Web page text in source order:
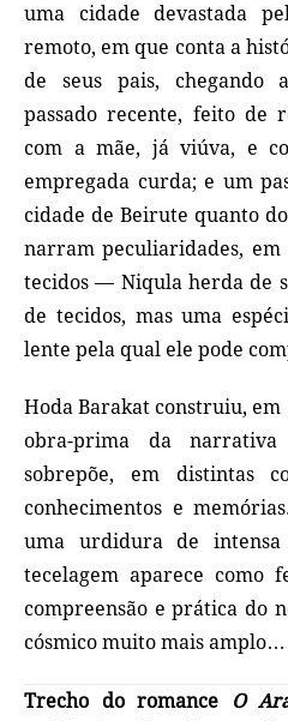
uma cidade devastada
remoto, em que conta a
de seus pais, chegando
passado recente, feito de
com a mãe, já viúva, e
empregada curda; e um
cidade de Beirute quanto
narram peculiaridades, em
tecidos — Niqula herda de
de tecidos, mas uma
lente pela qual ele pode
Hoda Barakat construiu, em
obra-prima da
sobrepõe, em distintas
conhecimentos e
uma urdidura de
tecelagem aparece como
compreensão e prática do
cósmico muito mais
Trecho do romance O